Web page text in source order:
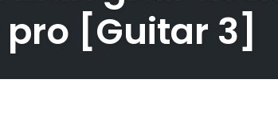
[Guitar 3]